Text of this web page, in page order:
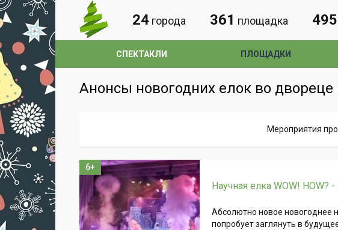
24 города 361 площадка 495
СПЕКТАКЛИ ПЛОЩАДКИ
Анонсы новогодних елок во двореце
Мероприятия
6+
Научная елка WOW!
Абсолютно новое новогоднее
попробует заглянуть в